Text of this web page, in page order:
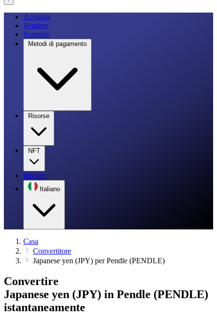
Acquista
Vendere
Scambio
Metodi di pagamento
Risorse
NFT
Iniziare
Italiano
Casa
Convertitore
Japanese yen (JPY) per Pendle (PENDLE)
Convertire
Japanese yen (JPY) in Pendle (PENDLE)
istantaneamente